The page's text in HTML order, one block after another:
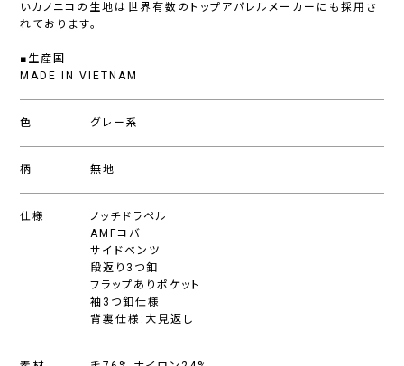
いカノニコの生地は世界有数のトップアパレルメーカーにも採用さ
れております。
■生産国
MADE IN VIETNAM
色 グレー系
柄 無地
仕様
ノッチドラペル
AMFコバ
サイドベンツ
段返り3つ釦
フラップありポケット
袖3つ釦仕様
背裏仕様:大見返し